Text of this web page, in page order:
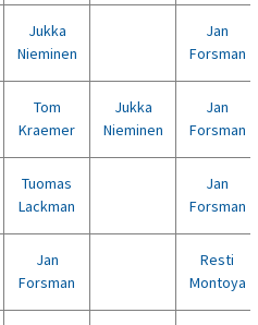
Jukka
Nieminen
Jan
Forsman
Tom
Kraemer
Jukka
Nieminen
Jan
Forsman
Tuomas
Lackman
Jan
Forsman
Jan
Forsman
Resti
Montoya